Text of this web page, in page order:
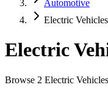
Automotive
Electric Vehicles
Electric
Browse 2 Electric